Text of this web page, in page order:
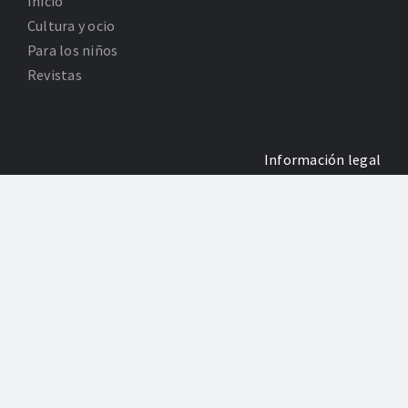
Cultura y ocio
Para los niños
Revistas
Información legal